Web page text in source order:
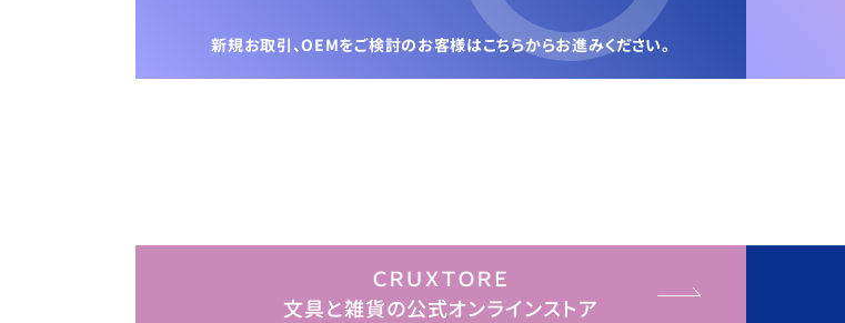
新規お取引、OEMをご検討のお客様はこちらからお進みください。
ＣＲＵＸＴＯＲＥ
文具と雑貨の公式オンラインストア